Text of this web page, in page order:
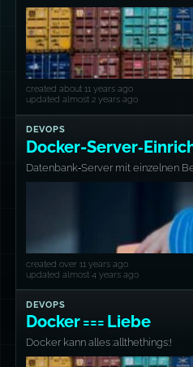
created about 11 years ago
updated almost 2 years ago
DEVOPS
Docker-
Datenbank‑Server mit einzelnen
created over 11 years ago
updated almost 4 years ago
DEVOPS
Docker === Liebe
Docker kann alles :allthethings:!